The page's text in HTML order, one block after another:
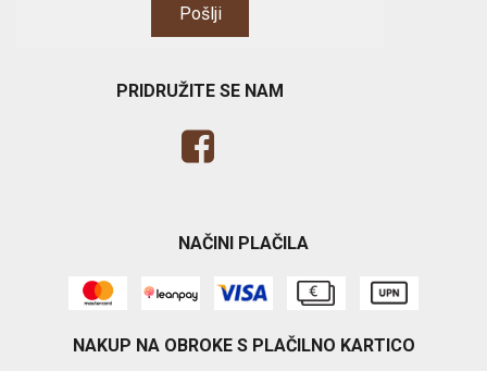
PRIDRUŽITE SE NAM
NAČINI PLAČILA
NAKUP NA OBROKE S PLAČILNO KARTICO